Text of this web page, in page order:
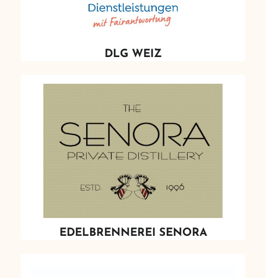
DLG WEIZ
EDELBRENNEREI SENORA